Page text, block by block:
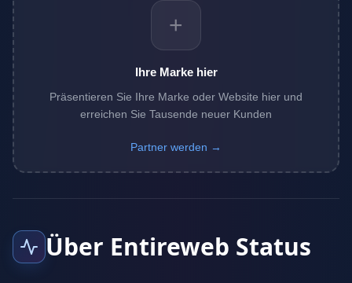
+
Ihre Marke hier
Präsentieren Sie Ihre Marke oder Website hier und
erreichen Sie Tausende neuer Kunden
Partner werden →
Über Entireweb Status